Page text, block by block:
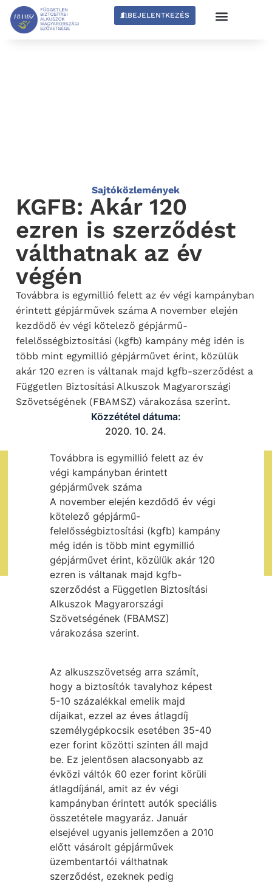
BEJELENTKEZÉS
Sajtóközlemények
KGFB: Akár 120
ezren is szerződést
válthatnak az év
végén
Továbbra is egymillió felett az év végi kampányban
érintett gépjárművek száma A november elején
kezdődő év végi kötelező gépjármű-
felelősségbiztosítási (kgfb) kampány még idén is
több mint egymillió gépjárművet érint, közülük
akár 120 ezren is váltanak majd kgfb-szerződést a
Független Biztosítási Alkuszok Magyarországi
Szövetségének (FBAMSZ) várakozása szerint.
Közzététel dátuma:
2020. 10. 24.
Továbbra is egymillió felett az év
végi kampányban érintett
gépjárművek száma
A november elején kezdődő év végi
kötelező gépjármű-
felelősségbiztosítási (kgfb) kampány
még idén is több mint egymillió
gépjárművet érint, közülük akár 120
ezren is váltanak majd kgfb-
szerződést a Független Biztosítási
Alkuszok Magyarországi
Szövetségének (FBAMSZ)
várakozása szerint.
Az alkuszszövetség arra számít,
hogy a biztosítók tavalyhoz képest
5-10 százalékkal emelik majd
díjaikat, ezzel az éves átlagdíj
személygépkocsik esetében 35-40
ezer forint közötti szinten áll majd
be. Ez jelentősen alacsonyabb az
évközi váltók 60 ezer forint körüli
átlagdíjánál, amit az év végi
kampányban érintett autók speciális
összetétele magyaráz. Január
elsejével ugyanis jellemzően a 2010
előtt vásárolt gépjárművek
üzembentartói válthatnak
szerződést, ezeknek pedig